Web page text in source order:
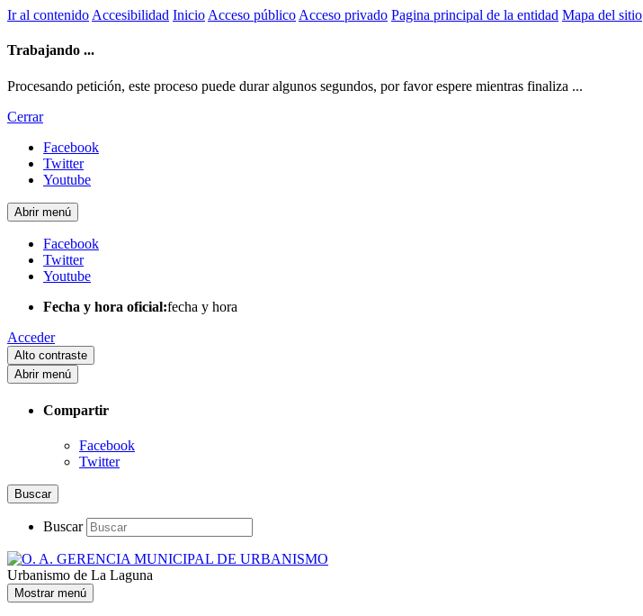
Ir al contenido Accesibilidad Inicio Acceso público Acceso privado Pagina principal de la entidad Mapa del sitio
Trabajando ...
Procesando petición, este proceso puede durar algunos segundos, por favor espere mientras finaliza ...
Cerrar
Facebook
Twitter
Youtube
Abrir menú
Facebook
Twitter
Youtube
Fecha y hora oficial:fecha y hora
Acceder
Alto contraste
Abrir menú
Compartir
Facebook
Twitter
Buscar
Buscar
Urbanismo de La Laguna
Mostrar menú